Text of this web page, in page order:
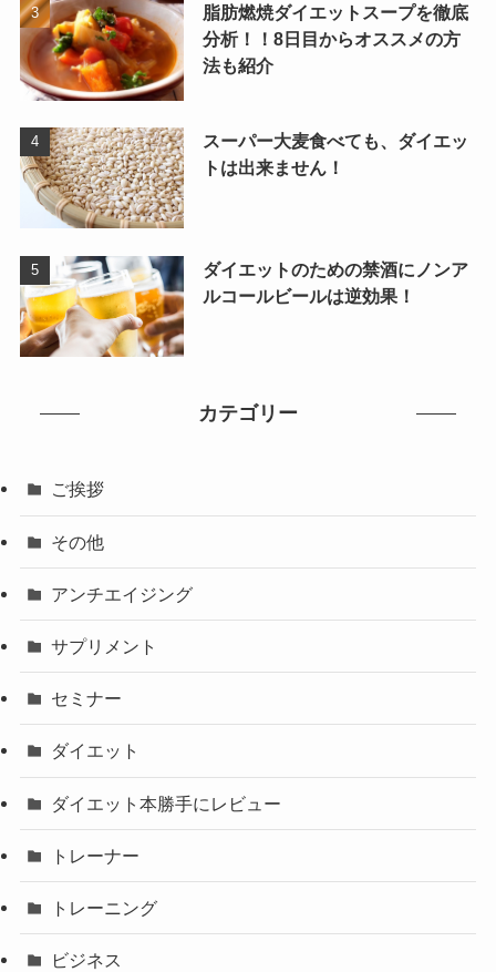
脂肪燃焼ダイエットスープを徹底
分析！！8日目からオススメの方
法も紹介
スーパー大麦食べても、ダイエッ
トは出来ません！
ダイエットのための禁酒にノンア
ルコールビールは逆効果！
カテゴリー
ご挨拶
その他
アンチエイジング
サプリメント
セミナー
ダイエット
ダイエット本勝手にレビュー
トレーナー
トレーニング
ビジネス